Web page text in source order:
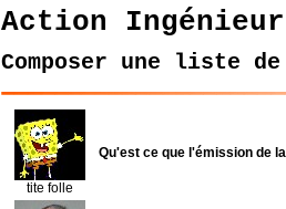
Action Ingénieur
Composer une liste
tite folle
Qu'est ce que l'émission de